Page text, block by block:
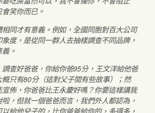
笑你而已。
相同才有意義。例如，全國同胞對百大公司
度，是從同一群人去抽樣調查不同品牌，
。
調查好爸爸，你給你爸95分，王文洋給他爸
概只有80分（這對父子間有些故事）；然
宣佈，你爸爸比王永慶好嗎？你要這樣講我
啦，但就一個爸爸而言，我們外人都認為，